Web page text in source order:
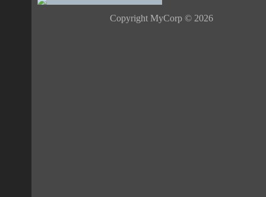
Copyright MyCorp © 2026